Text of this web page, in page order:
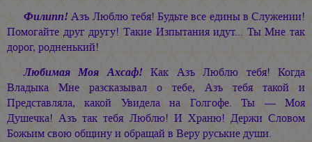
Филипп! Азъ Люблю тебя! Будьте все едины в Служении!
Помогайте друг другу! Такие Изпытания идут... Ты Мне так
дорог, родненький!
Любимая Моя Ахсаф!Как Азъ Люблю тебя! Когда
Владыка Мне разсказывал о тебе, Азъ тебя такой и
Представляла, какой Увидела на Голгофе. Ты — Моя
Душечка! Азъ так тебя Люблю! И Храню! Держи Словом
Божьим свою общину и обращай в Веру руськие души.